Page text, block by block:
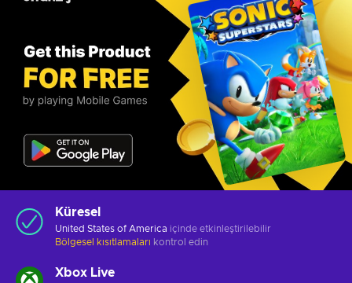
Küresel
United States of America içinde etkinleştirilebilir
Bölgesel kısıtlamaları kontrol edin
Xbox Live